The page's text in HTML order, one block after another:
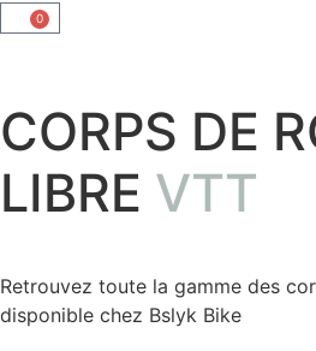
0
CORPS DE
LIBRE VTT
Retrouvez toute la gamme des
disponible chez Bslyk Bike